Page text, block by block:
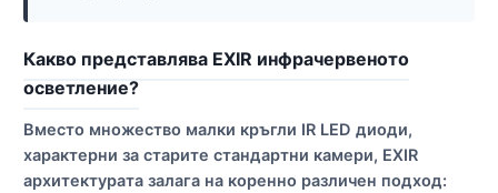
Какво представлява EXIR инфрачервеното
осветление?
Вместо множество малки кръгли IR LED диоди,
характерни за старите стандартни камери, EXIR
архитектурата залага на коренно различен подход: